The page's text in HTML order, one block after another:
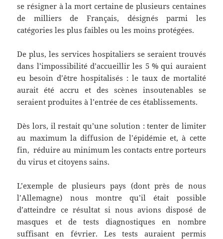
se résigner à la mort certaine de plusieurs centaines
de milliers de Français, désignés parmi les
catégories les plus faibles ou les moins protégées.
De plus, les services hospitaliers se seraient trouvés
dans l’impossibilité d’accueillir les 5 % qui auraient
eu besoin d’être hospitalisés : le taux de mortalité
aurait été accru et des scènes insoutenables se
seraient produites à l’entrée de ces établissements.
Dès lors, il restait qu’une solution : tenter de limiter
au maximum la diffusion de l’épidémie et, à cette
fin, réduire au minimum les contacts entre porteurs
du virus et citoyens sains.
L’exemple de plusieurs pays (dont près de nous
l’Allemagne) nous montre qu’il était possible
d’atteindre ce résultat si nous avions disposé de
masques et de tests diagnostiques en nombre
suffisant en février. Les tests auraient permis